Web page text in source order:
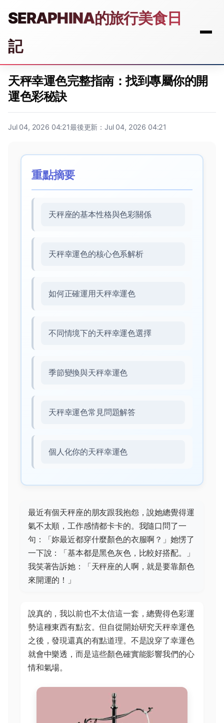
SERAPHINA的旅行美食日
記
天秤幸運色完整指南：找到專屬你的開
運色彩秘訣
Jul 04, 2026 04:21最後更新：Jul 04, 2026 04:21
重點摘要
天秤座的基本性格與色彩關係
天秤幸運色的核心色系解析
如何正確運用天秤幸運色
不同情境下的天秤幸運色選擇
季節變換與天秤幸運色
天秤幸運色常見問題解答
個人化你的天秤幸運色
最近有個天秤座的朋友跟我抱怨，說她總覺得運
氣不太順，工作感情都卡卡的。我隨口問了一
句：「妳最近都穿什麼顏色的衣服啊？」她愣了
一下說：「基本都是黑色灰色，比較好搭配。」
我笑著告訴她：「天秤座的人啊，就是要靠顏色
來開運的！」
說真的，我以前也不太信這一套，總覺得色彩運
勢這種東西有點玄。但自從開始研究天秤幸運色
之後，發現還真的有點道理。不是說穿了幸運色
就會中樂透，而是這些顏色確實能影響我們的心
情和氣場。